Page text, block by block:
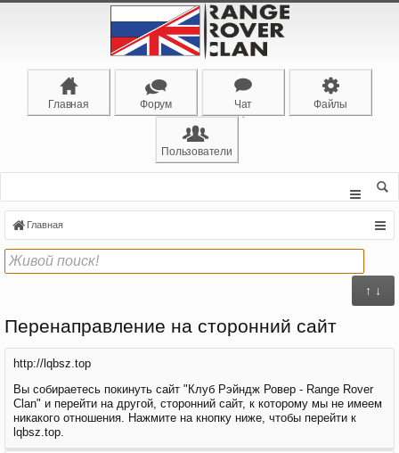
Главная Форум Чат Файлы
Пользователи
Главная
↑ ↓
Перенаправление на сторонний сайт
http://lqbsz.top
Вы собираетесь покинуть сайт "Клуб Рэйндж Ровер - Range Rover
Clan" и перейти на другой, сторонний сайт, к которому мы не имеем
никакого отношения. Нажмите на кнопку ниже, чтобы перейти к
lqbsz.top.